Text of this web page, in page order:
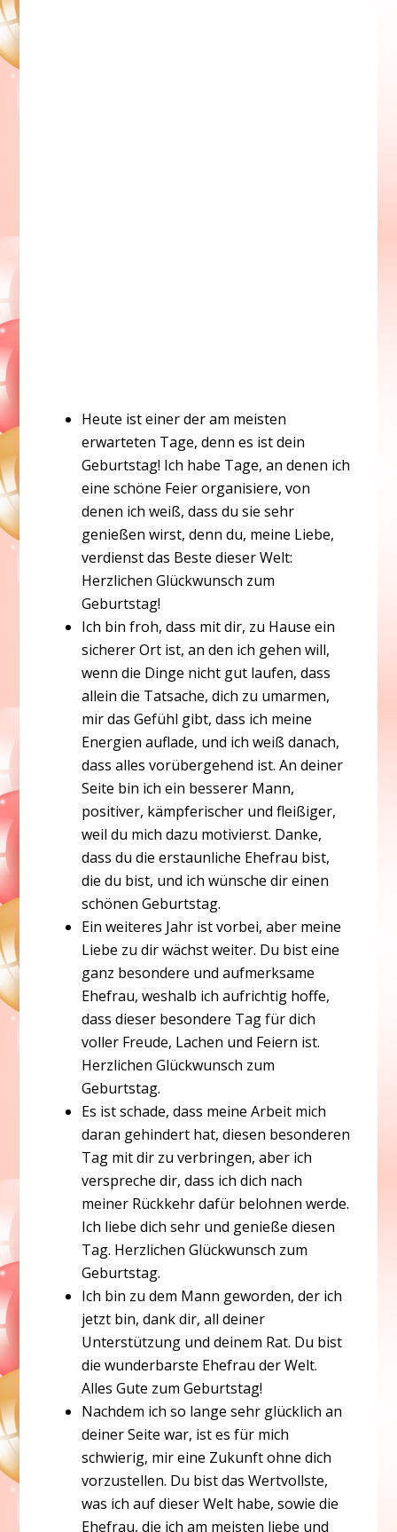
Heute ist einer der am meisten
erwarteten Tage, denn es ist dein
Geburtstag! Ich habe Tage, an denen ich
eine schöne Feier organisiere, von
denen ich weiß, dass du sie sehr
genießen wirst, denn du, meine Liebe,
verdienst das Beste dieser Welt:
Herzlichen Glückwunsch zum
Geburtstag!
Ich bin froh, dass mit dir, zu Hause ein
sicherer Ort ist, an den ich gehen will,
wenn die Dinge nicht gut laufen, dass
allein die Tatsache, dich zu umarmen,
mir das Gefühl gibt, dass ich meine
Energien auflade, und ich weiß danach,
dass alles vorübergehend ist. An deiner
Seite bin ich ein besserer Mann,
positiver, kämpferischer und fleißiger,
weil du mich dazu motivierst. Danke,
dass du die erstaunliche Ehefrau bist,
die du bist, und ich wünsche dir einen
schönen Geburtstag.
Ein weiteres Jahr ist vorbei, aber meine
Liebe zu dir wächst weiter. Du bist eine
ganz besondere und aufmerksame
Ehefrau, weshalb ich aufrichtig hoffe,
dass dieser besondere Tag für dich
voller Freude, Lachen und Feiern ist.
Herzlichen Glückwunsch zum
Geburtstag.
Es ist schade, dass meine Arbeit mich
daran gehindert hat, diesen besonderen
Tag mit dir zu verbringen, aber ich
verspreche dir, dass ich dich nach
meiner Rückkehr dafür belohnen werde.
Ich liebe dich sehr und genieße diesen
Tag. Herzlichen Glückwunsch zum
Geburtstag.
Ich bin zu dem Mann geworden, der ich
jetzt bin, dank dir, all deiner
Unterstützung und deinem Rat. Du bist
die wunderbarste Ehefrau der Welt.
Alles Gute zum Geburtstag!
Nachdem ich so lange sehr glücklich an
deiner Seite war, ist es für mich
schwierig, mir eine Zukunft ohne dich
vorzustellen. Du bist das Wertvollste,
was ich auf dieser Welt habe, sowie die
Ehefrau, die ich am meisten liebe und